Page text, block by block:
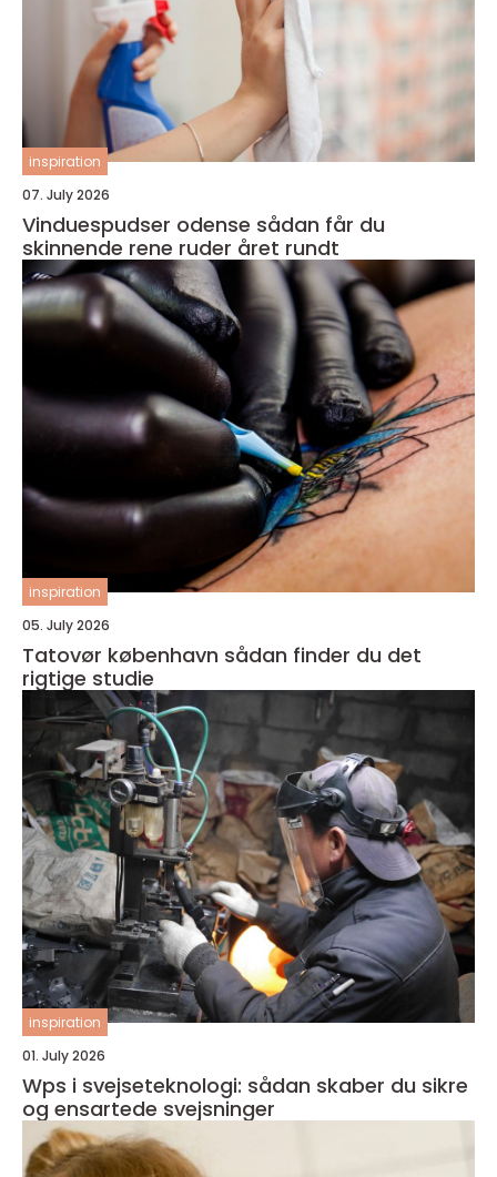
inspiration
07. July 2026
Vinduespudser odense sådan får du
skinnende rene ruder året rundt
inspiration
05. July 2026
Tatovør københavn sådan finder du det
rigtige studie
inspiration
01. July 2026
Wps i svejseteknologi: sådan skaber du sikre
og ensartede svejsninger